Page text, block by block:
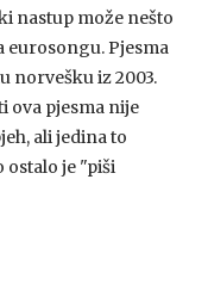
nastup može nešto
eurosongu. Pjesma
norvešku iz 2003.
ova pjesma nije
ali jedina to
ostalo je "piši